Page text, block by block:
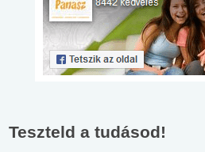
Teszteld a tudásod!